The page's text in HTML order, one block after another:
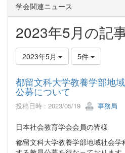
学会関連ニュース
2023年5月の記
2023年5月 5件
都留文科大学教養学部地
公募について
投稿日時 : 2023/05/19 事務局
日本社会教育学会会員の皆様
都留文科大学教養学部地域社会学